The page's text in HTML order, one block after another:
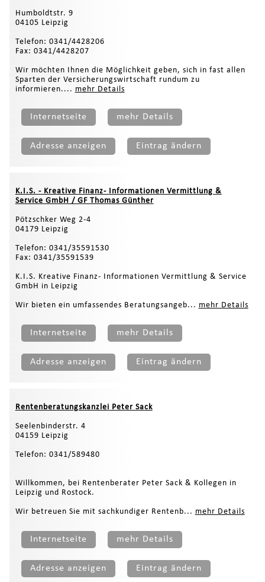
Humboldtstr. 9
04105 Leipzig
Telefon: 0341/4428206
Fax: 0341/4428207
Wir möchten Ihnen die Möglichkeit geben, sich in fast allen
Sparten der Versicherungswirtschaft rundum zu
informieren.... mehr Details
Internetseite mehr Details
Adresse anzeigen Eintrag ändern
K.I.S. - Kreative Finanz- Informationen Vermittlung &
Service GmbH / GF Thomas Günther
Pötzschker Weg 2-4
04179 Leipzig
Telefon: 0341/35591530
Fax: 0341/35591539
K.I.S. Kreative Finanz- Informationen Vermittlung & Service
GmbH in Leipzig
Wir bieten ein umfassendes Beratungsangeb... mehr Details
Internetseite mehr Details
Adresse anzeigen Eintrag ändern
Rentenberatungskanzlei Peter Sack
Seelenbinderstr. 4
04159 Leipzig
Telefon: 0341/589480
Willkommen, bei Rentenberater Peter Sack & Kollegen in
Leipzig und Rostock.
Wir betreuen Sie mit sachkundiger Rentenb... mehr Details
Internetseite mehr Details
Adresse anzeigen Eintrag ändern